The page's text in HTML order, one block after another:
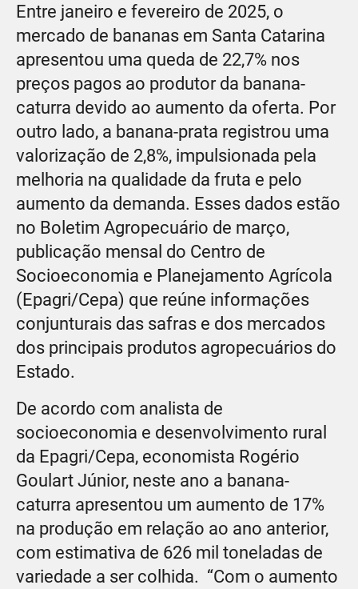
Entre janeiro e fevereiro de 2025, o
mercado de bananas em Santa Catarina
apresentou uma queda de 22,7% nos
preços pagos ao produtor da banana-
caturra devido ao aumento da oferta. Por
outro lado, a banana-prata registrou uma
valorização de 2,8%, impulsionada pela
melhoria na qualidade da fruta e pelo
aumento da demanda. Esses dados estão
no Boletim Agropecuário de março,
publicação mensal do Centro de
Socioeconomia e Planejamento Agrícola
(Epagri/Cepa) que reúne informações
conjunturais das safras e dos mercados
dos principais produtos agropecuários do
Estado.
De acordo com analista de
socioeconomia e desenvolvimento rural
da Epagri/Cepa, economista Rogério
Goulart Júnior, neste ano a banana-
caturra apresentou um aumento de 17%
na produção em relação ao ano anterior,
com estimativa de 626 mil toneladas de
variedade a ser colhida. “Com o aumento